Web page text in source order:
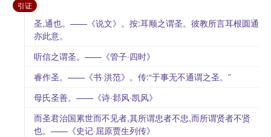
引证：
圣,通也。——《说文》。按:耳顺之谓圣。彼教所言耳根圆通
亦此意。
听信之谓圣。——《管子·四时》
睿作圣。——《书·洪范》。传:“于事无不通谓之圣。”
母氏圣善。——《诗·邶风·凯风》
而圣君治国累世而不见者,其所谓忠者不忠,而所谓贤者不贤
也。——《史记·屈原贾生列传》